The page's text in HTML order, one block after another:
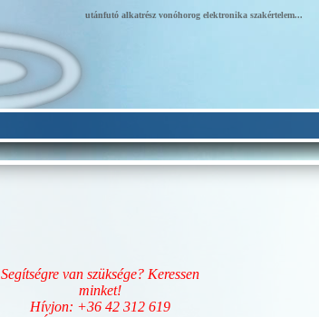
utánfutó alkatrész vonóhorog elektronika szakértelem...
Segítségre van szüksége? Keressen
minket!
Hívjon: +36 42 312 619